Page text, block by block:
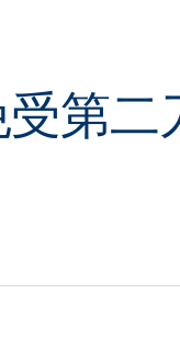
第二